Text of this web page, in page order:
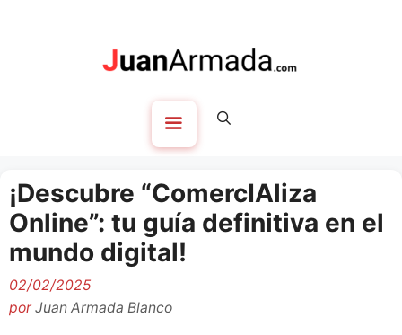
¡Descubre “ComercIAliza
Online”: tu guía definitiva en el
mundo digital!
02/02/2025
porJuan Armada Blanco